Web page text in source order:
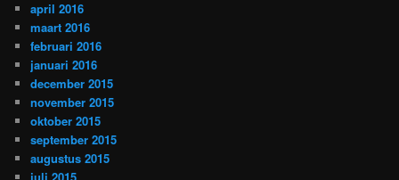
april 2016
maart 2016
februari 2016
januari 2016
december 2015
november 2015
oktober 2015
september 2015
augustus 2015